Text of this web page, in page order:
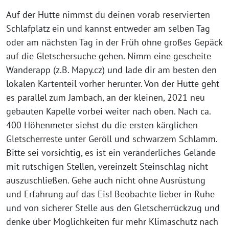
Auf der Hütte nimmst du deinen vorab reservierten
Schlafplatz ein und kannst entweder am selben Tag
oder am nächsten Tag in der Früh ohne großes Gepäck
auf die Gletschersuche gehen. Nimm eine gescheite
Wanderapp (z.B. Mapy.cz) und lade dir am besten den
lokalen Kartenteil vorher herunter. Von der Hütte geht
es parallel zum Jambach, an der kleinen, 2021 neu
gebauten Kapelle vorbei weiter nach oben. Nach ca.
400 Höhenmeter siehst du die ersten kärglichen
Gletscherreste unter Geröll und schwarzem Schlamm.
Bitte sei vorsichtig, es ist ein veränderliches Gelände
mit rutschigen Stellen, vereinzelt Steinschlag nicht
auszuschließen. Gehe auch nicht ohne Ausrüstung
und Erfahrung auf das Eis! Beobachte lieber in Ruhe
und von sicherer Stelle aus den Gletscherrückzug und
denke über Möglichkeiten für mehr Klimaschutz nach